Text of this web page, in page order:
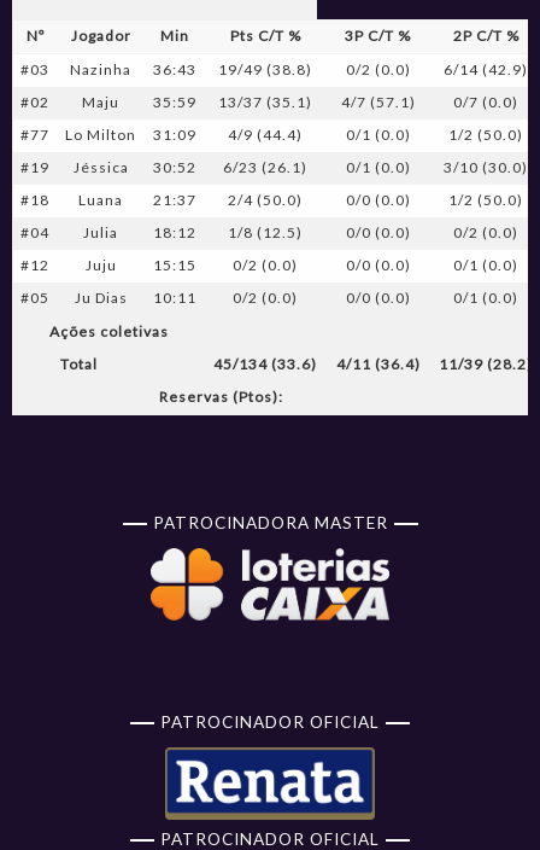
Nº Jogador Min Pts C/T % 3P C/T %
2P C/T %
#03
Nazinha 36:43 19/49 (38.8) 0/2 (0.0)
6/14 (42.9)
#02
Maju 35:59 13/37 (35.1) 4/7 (57.1)
0/7 (0.0)
#77
Lo Milton 31:09 4/9 (44.4) 0/1 (0.0)
1/2 (50.0)
#19
Jéssica 30:52 6/23 (26.1) 0/1 (0.0)
3/10 (30.0)
#18
Luana 21:37 2/4 (50.0) 0/0 (0.0)
1/2 (50.0)
#04
Julia 18:12 1/8 (12.5) 0/0 (0.0)
0/2 (0.0)
#12
Juju 15:15 0/2 (0.0) 0/0 (0.0)
0/1 (0.0)
#05
Ju Dias 10:11 0/2 (0.0) 0/0 (0.0)
0/1 (0.0)
Ações coletivas
Total
45/134 (33.6) 4/11 (36.4)
11/39 (28.2)
Reservas (Ptos):
PATROCINADORA MASTER
PATROCINADOR OFICIAL
PATROCINADOR OFICIAL